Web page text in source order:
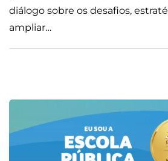
diálogo sobre os desafios,
ampliar…